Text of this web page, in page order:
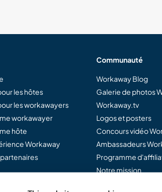
les hôtes
les workawayers
workawayer
hôte
Workaway
Communauté
Workaway Blog
Galerie de photos
Workaway.tv
Logos et posters
Concours vidéo
Ambassadeurs
Programme
Notre mission